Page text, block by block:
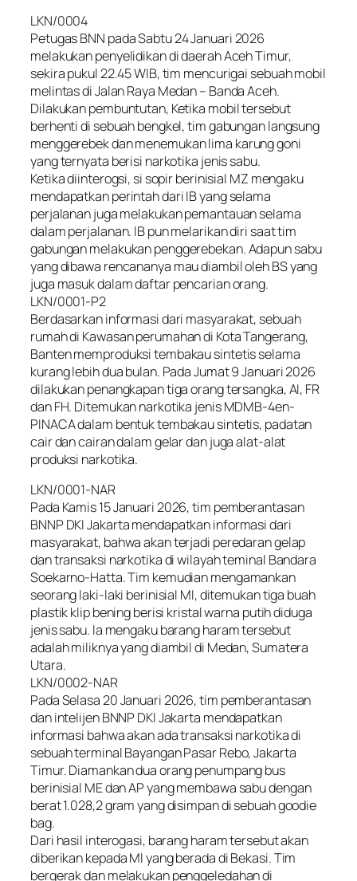
LKN/0004
Petugas BNN pada Sabtu 24 Januari 2026
melakukan penyelidikan di daerah Aceh Timur,
sekira pukul 22.45 WIB, tim mencurigai sebuah mobil
melintas di Jalan Raya Medan – Banda Aceh.
Dilakukan pembuntutan, Ketika mobil tersebut
berhenti di sebuah bengkel, tim gabungan langsung
menggerebek dan menemukan lima karung goni
yang ternyata berisi narkotika jenis sabu.
Ketika diinterogsi, si sopir berinisial MZ mengaku
mendapatkan perintah dari IB yang selama
perjalanan juga melakukan pemantauan selama
dalam perjalanan. IB pun melarikan diri saat tim
gabungan melakukan penggerebekan. Adapun sabu
yang dibawa rencananya mau diambil oleh BS yang
juga masuk dalam daftar pencarian orang.
LKN/0001-P2
Berdasarkan informasi dari masyarakat, sebuah
rumah di Kawasan perumahan di Kota Tangerang,
Banten memproduksi tembakau sintetis selama
kurang lebih dua bulan. Pada Jumat 9 Januari 2026
dilakukan penangkapan tiga orang tersangka, AI, FR
dan FH. Ditemukan narkotika jenis MDMB-4en-
PINACA dalam bentuk tembakau sintetis, padatan
cair dan cairan dalam gelar dan juga alat-alat
produksi narkotika.
LKN/0001-NAR
Pada Kamis 15 Januari 2026, tim pemberantasan
BNNP DKI Jakarta mendapatkan informasi dari
masyarakat, bahwa akan terjadi peredaran gelap
dan transaksi narkotika di wilayah teminal Bandara
Soekarno-Hatta. Tim kemudian mengamankan
seorang laki-laki berinisial MI, ditemukan tiga buah
plastik klip bening berisi kristal warna putih diduga
jenis sabu. Ia mengaku barang haram tersebut
adalah miliknya yang diambil di Medan, Sumatera
Utara.
LKN/0002-NAR
Pada Selasa 20 Januari 2026, tim pemberantasan
dan intelijen BNNP DKI Jakarta mendapatkan
informasi bahwa akan ada transaksi narkotika di
sebuah terminal Bayangan Pasar Rebo, Jakarta
Timur. Diamankan dua orang penumpang bus
berinisial ME dan AP yang membawa sabu dengan
berat 1.028,2 gram yang disimpan di sebuah goodie
bag.
Dari hasil interogasi, barang haram tersebut akan
diberikan kepada MI yang berada di Bekasi. Tim
bergerak dan melakukan penggeledahan di